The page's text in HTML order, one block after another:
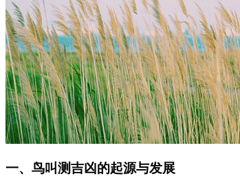
一、鸟叫测吉凶的起源与发展